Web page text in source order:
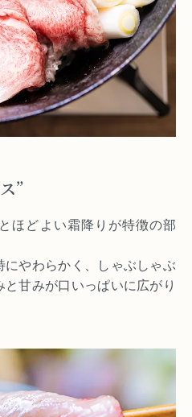
”
ほどよい霜降りが特徴の部
やわらかく、しゃぶしゃぶ
甘みが口いっぱいに広がり